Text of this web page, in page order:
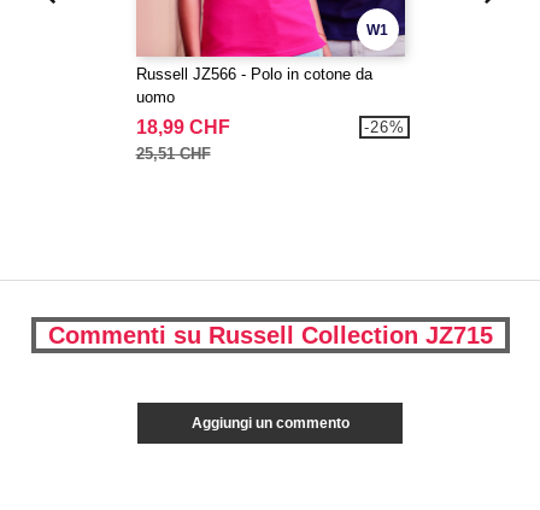
W1
Russell JZ566 - Polo in cotone da
uomo
18,99 CHF
25,51 CHF
-26%
Commenti su Russell Collection JZ715
Aggiungi un commento